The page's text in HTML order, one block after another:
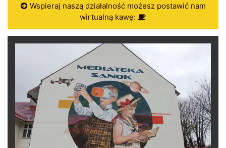
Wspieraj naszą działalność możesz postawić nam
wirtualną kawę: